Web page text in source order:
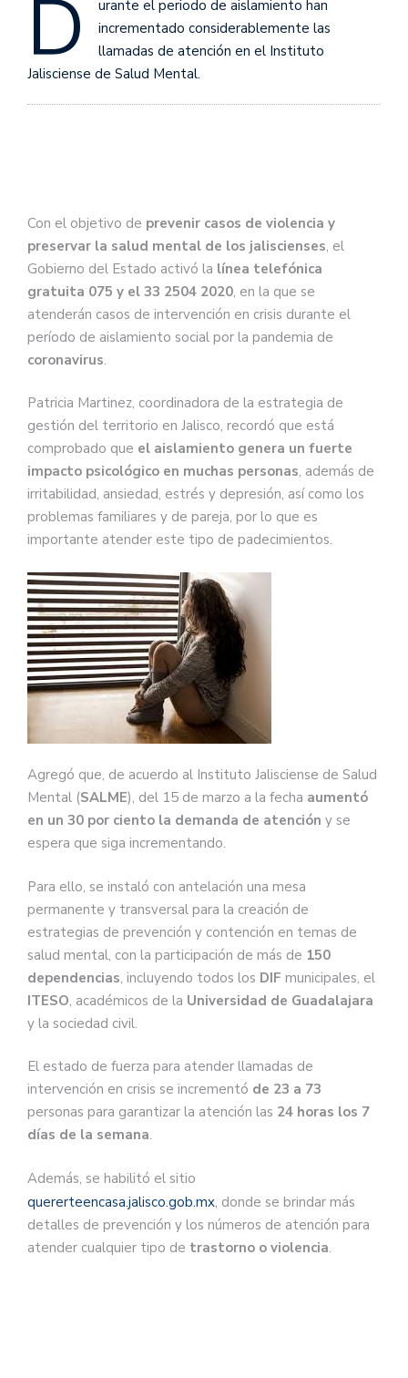
D
urante el periodo de aislamiento han
incrementado considerablemente las
llamadas de atención en el Instituto
Jalisciense de Salud Mental.
Con el objetivo de prevenir casos de violencia y
preservar la salud mental de los jaliscienses, el
Gobierno del Estado activó la línea telefónica
gratuita 075 y el 33 2504 2020, en la que se
atenderán casos de intervención en crisis durante el
período de aislamiento social por la pandemia de
coronavirus.
Patricia Martinez, coordinadora de la estrategia de
gestión del territorio en Jalisco, recordó que está
comprobado que el aislamiento genera un fuerte
impacto psicológico en muchas personas, además de
irritabilidad, ansiedad, estrés y depresión, así como los
problemas familiares y de pareja, por lo que es
importante atender este tipo de padecimientos.
Agregó que, de acuerdo al Instituto Jalisciense de Salud
Mental (SALME), del 15 de marzo a la fecha aumentó
en un 30 por ciento la demanda de atención y se
espera que siga incrementando.
Para ello, se instaló con antelación una mesa
permanente y transversal para la creación de
estrategias de prevención y contención en temas de
salud mental, con la participación de más de 150
dependencias, incluyendo todos los DIF municipales, el
ITESO, académicos de la Universidad de Guadalajara
y la sociedad civil.
El estado de fuerza para atender llamadas de
intervención en crisis se incrementó de 23 a 73
personas para garantizar la atención las 24 horas los 7
días de la semana.
Además, se habilitó el sitio
quererteencasa.jalisco.gob.mx, donde se brindar más
detalles de prevención y los números de atención para
atender cualquier tipo de trastorno o violencia.